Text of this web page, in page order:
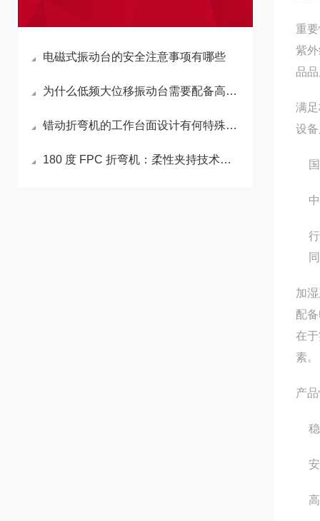
电磁式振动台的安全注意事项有哪些
为什么低频大位移振动台需要配备高强度的簧片或空气弹簧支撑？
错动折弯机的工作台面设计有何特殊之处？
180 度 FPC 折弯机：柔性夹持技术，避免 FPC 表面刮擦
重
紫
品
满
设
加
配
在
素。
产